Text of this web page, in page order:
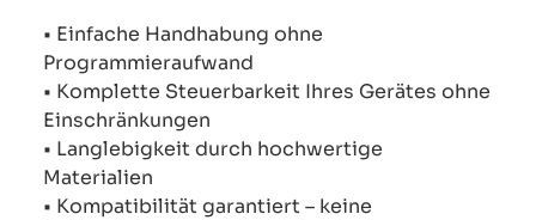
• Einfache Handhabung ohne
Programmieraufwand
• Komplette Steuerbarkeit Ihres Gerätes ohne
Einschränkungen
• Langlebigkeit durch hochwertige
Materialien
• Kompatibilität garantiert – keine